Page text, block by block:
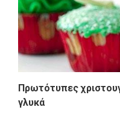
Πρωτότυπες
γλυκά